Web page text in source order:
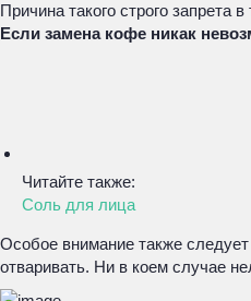
Причина такого строго запрета
Если замена кофе никак
Читайте также:
Соль для лица
Особое внимание также
отваривать. Ни в коем случае